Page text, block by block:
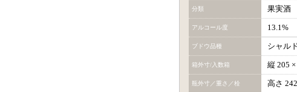
分類 果実酒
アルコール度 13.1%
ブドウ品種 シャル
箱外寸/入数箱 縦 205
瓶外寸／重さ／栓 高さ